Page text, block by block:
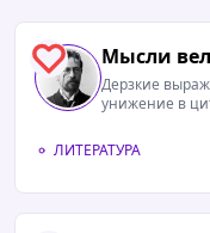
0 Мысли
Дерзкие
унижение в
ЛИТЕРАТУРА